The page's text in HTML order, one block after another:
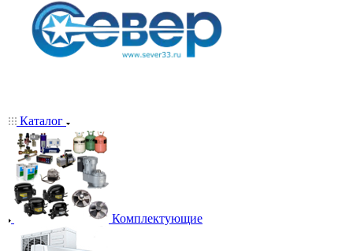
Каталог
Комплектующие